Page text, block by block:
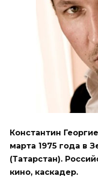
Константин
марта 1975 года в
(Татарстан).
кино, каскадер.